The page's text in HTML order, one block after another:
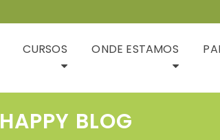
CURSOS ONDE ESTAMOS
HAPPY BLOG